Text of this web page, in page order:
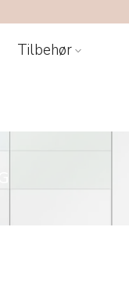
Tilbehør